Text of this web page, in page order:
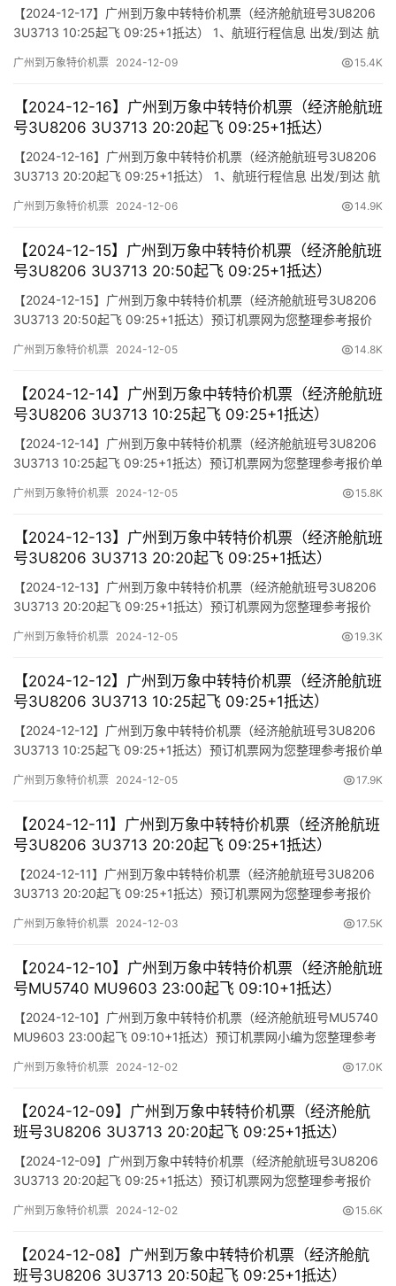
【2024-12-17】广州到万象中转特价机票（经济舱航班号3U8206
3U3713 10:25起飞 09:25+1抵达） 1、航班行程信息 出发/到达 航
(Flight) (class) (Departure Time) (Arrival Time) 出发…
广州到万象特价机票 2024-12-09 15.4K
【2024-12-16】广州到万象中转特价机票（经济舱航班
号3U8206 3U3713 20:20起飞 09:25+1抵达）
【2024-12-16】广州到万象中转特价机票（经济舱航班号3U8206
3U3713 20:20起飞 09:25+1抵达） 1、航班行程信息 出发/到达 航
(Flight) (class) (Departure Time) (Arrival Time) 出发…
广州到万象特价机票 2024-12-06 14.9K
【2024-12-15】广州到万象中转特价机票（经济舱航班
号3U8206 3U3713 20:50起飞 09:25+1抵达）
【2024-12-15】广州到万象中转特价机票（经济舱航班号3U8206
3U3713 20:50起飞 09:25+1抵达）预订机票网为您整理参考报价
认，请尽快通知我方操作占位，相关税费需以出票当天为准）
广州到万象特价机票 2024-12-05 14.8K
【2024-12-14】广州到万象中转特价机票（经济舱航班
号3U8206 3U3713 10:25起飞 09:25+1抵达）
【2024-12-14】广州到万象中转特价机票（经济舱航班号3U8206
3U3713 10:25起飞 09:25+1抵达）预订机票网为您整理参考报价单
认，请尽快通知我方操作占位，相关税费需以出票当天为准）
广州到万象特价机票 2024-12-05 15.8K
【2024-12-13】广州到万象中转特价机票（经济舱航班
号3U8206 3U3713 20:20起飞 09:25+1抵达）
【2024-12-13】广州到万象中转特价机票（经济舱航班号3U8206
3U3713 20:20起飞 09:25+1抵达）预订机票网为您整理参考报价
认，请尽快通知我方操作占位，相关税费需以出票当天为准）
广州到万象特价机票 2024-12-05 19.3K
【2024-12-12】广州到万象中转特价机票（经济舱航班
号3U8206 3U3713 10:25起飞 09:25+1抵达）
【2024-12-12】广州到万象中转特价机票（经济舱航班号3U8206
3U3713 10:25起飞 09:25+1抵达）预订机票网为您整理参考报价单
认，请尽快通知我方操作占位，相关税费需以出票当天为准）
广州到万象特价机票 2024-12-05 17.9K
【2024-12-11】广州到万象中转特价机票（经济舱航班
号3U8206 3U3713 20:20起飞 09:25+1抵达）
【2024-12-11】广州到万象中转特价机票（经济舱航班号3U8206
3U3713 20:20起飞 09:25+1抵达）预订机票网为您整理参考报价
认，请尽快通知我方操作占位，相关税费需以出票当天为准）
广州到万象特价机票 2024-12-03 17.5K
【2024-12-10】广州到万象中转特价机票（经济舱航班
号MU5740 MU9603 23:00起飞 09:10+1抵达）
【2024-12-10】广州到万象中转特价机票（经济舱航班号MU5740
MU9603 23:00起飞 09:10+1抵达）预订机票网小编为您整理参考
程确认，请尽快通知我方操作占位，相关税费需以出票当天为准）
广州到万象特价机票 2024-12-02 17.0K
【2024-12-09】广州到万象中转特价机票（经济舱航
班号3U8206 3U3713 20:20起飞 09:25+1抵达）
【2024-12-09】广州到万象中转特价机票（经济舱航班号3U8206
3U3713 20:20起飞 09:25+1抵达）预订机票网为您整理参考报价
认，请尽快通知我方操作占位，相关税费需以出票当天为准）
广州到万象特价机票 2024-12-02 15.6K
【2024-12-08】广州到万象中转特价机票（经济舱航
班号3U8206 3U3713 20:50起飞 09:25+1抵达）